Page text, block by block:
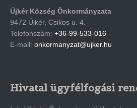
Újkér Község Önkormányzata
9472 Újkér, Csikos u. 4.
Telefonszám: +36-99-533-016
E-mail: onkormanyzat@ujker.hu
Hivatal ügyfélfogási